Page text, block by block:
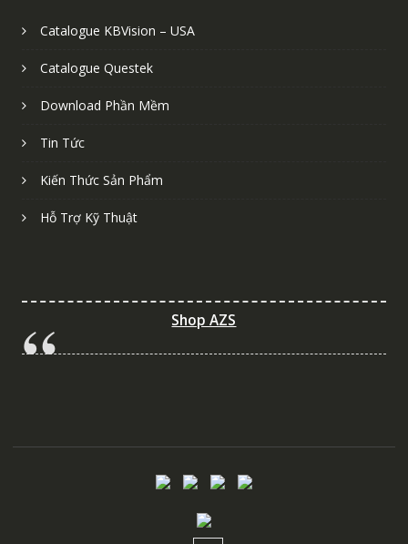
Catalogue KBVision – USA
Catalogue Questek
Download Phần Mềm
Tin Tức
Kiến Thức Sản Phẩm
Hỗ Trợ Kỹ Thuật
Shop AZS